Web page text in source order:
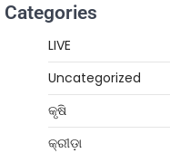
Categories
LIVE
Uncategorized
କୃଷି
କ୍ରୀଡ଼ା